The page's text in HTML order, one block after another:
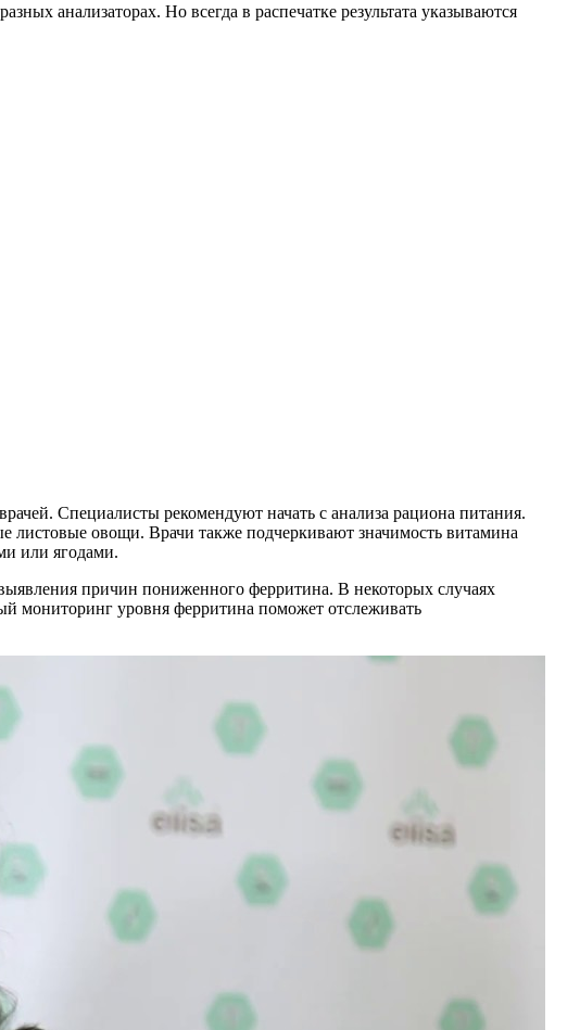
анализаторах. Но всегда в распечатке результата указываются
Специалисты рекомендуют начать с анализа рациона питания.
листовые овощи. Врачи также подчеркивают значимость витамина
или ягодами.
причин пониженного ферритина. В некоторых случаях
мониторинг уровня ферритина поможет отслеживать